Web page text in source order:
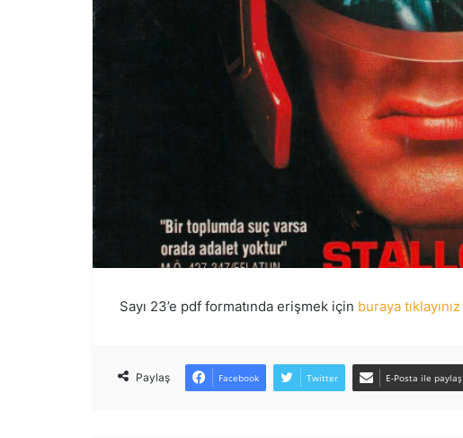
Sayı 23’e pdf formatında erişmek için buraya tıklayınız
Paylaş Facebook Twitter E-Posta ile paylaş